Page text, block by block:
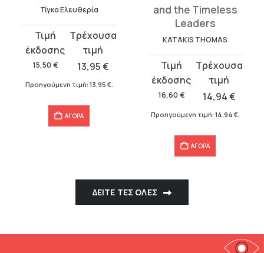
Τίγκα Ελευθερία
15,50 €
Original
price
was:
15,50 €.
13,95€
τρέχουσα
τιμή
Προηγούμενη τιμή: 13,95 €.
ΑΓΟΡΑ
and the Timeless
Leaders
KATAKIS THOMAS
16,60 €
Original
price
was:
16,60 €.
14,94€
τρέχουσα
τιμή
Προηγούμενη τιμή: 14,94 €.
ΑΓΟΡΑ
ΔΕΙΤΕ ΤΕΣ ΟΛΕΣ